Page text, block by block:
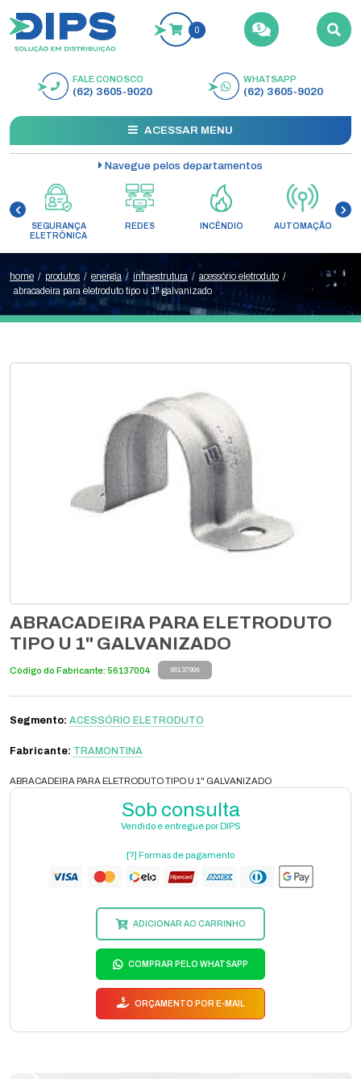
0
BUSCAR
FALE CONOSCO
(62) 3605-9020
WHATSAPP
(62) 3605-9020
ACESSAR MENU
Navegue pelos departamentos
SEGURANÇA
ELETRÔNICA
REDES INCÊNDIO AUTOMAÇÃO
home / produtos / energia / infraestrutura / acessório eletroduto /
abracadeira para eletroduto tipo u 1" galvanizado
ABRACADEIRA PARA ELETRODUTO
TIPO U 1" GALVANIZADO
Código do Fabricante: 56137004 56137004
Segmento: ACESSÓRIO ELETRODUTO
Fabricante: TRAMONTINA
ABRACADEIRA PARA ELETRODUTO TIPO U 1" GALVANIZADO
Sob consulta
Vendido e entregue por DIPS
[?] Formas de pagamento
ADICIONAR AO CARRINHO
COMPRAR PELO WHATSAPP
ORÇAMENTO POR E-MAIL